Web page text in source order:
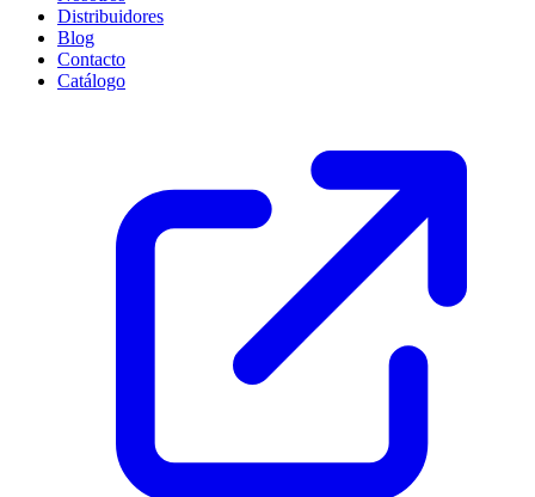
Distribuidores
Blog
Contacto
Catálogo